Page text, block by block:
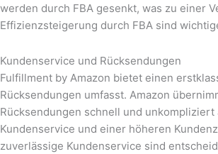
werden durch FBA gesenkt, was zu einer
Effizienzsteigerung durch FBA sind
Kundenservice und Rücksendungen
Fulfillment by Amazon bietet einen
Rücksendungen umfasst. Amazon
Rücksendungen schnell und
Kundenservice und einer höheren
zuverlässige Kundenservice sind